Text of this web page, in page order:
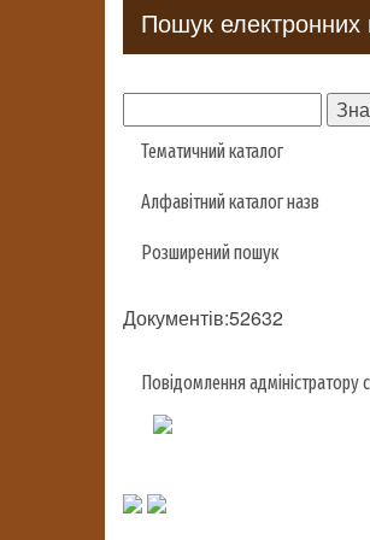
Пошук електронних
Тематичний каталог
Алфавітний каталог назв
Розширений пошук
Документів:52632
Повідомлення адміністратору